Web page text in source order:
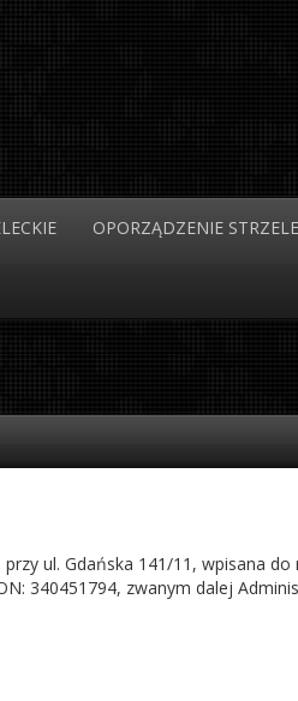
OPORZĄDZENIE
ul. Gdańska 141/11, wpisana
340451794, zwanym dalej